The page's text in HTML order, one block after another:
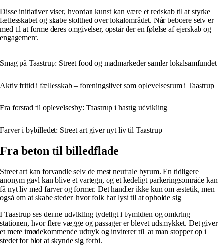
Disse initiativer viser, hvordan kunst kan være et redskab til at styrke
fællesskabet og skabe stolthed over lokalområdet. Når beboere selv er
med til at forme deres omgivelser, opstår der en følelse af ejerskab og
engagement.
Smag på Taastrup: Street food og madmarkeder samler lokalsamfundet
Aktiv fritid i fællesskab – foreningslivet som oplevelsesrum i Taastrup
Fra forstad til oplevelsesby: Taastrup i hastig udvikling
Farver i bybilledet: Street art giver nyt liv til Taastrup
Fra beton til billedflade
Street art kan forvandle selv de mest neutrale byrum. En tidligere
anonym gavl kan blive et vartegn, og et kedeligt parkeringsområde kan
få nyt liv med farver og former. Det handler ikke kun om æstetik, men
også om at skabe steder, hvor folk har lyst til at opholde sig.
I Taastrup ses denne udvikling tydeligt i bymidten og omkring
stationen, hvor flere vægge og passager er blevet udsmykket. Det giver
et mere imødekommende udtryk og inviterer til, at man stopper op i
stedet for blot at skynde sig forbi.